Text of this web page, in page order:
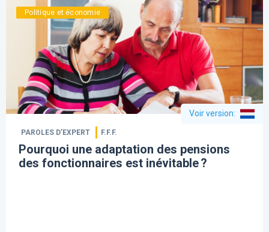
Politique et économie
Voir version:
PAROLES D’EXPERT F.F.F.
Pourquoi une adaptation des pensions
des fonctionnaires est inévitable ?